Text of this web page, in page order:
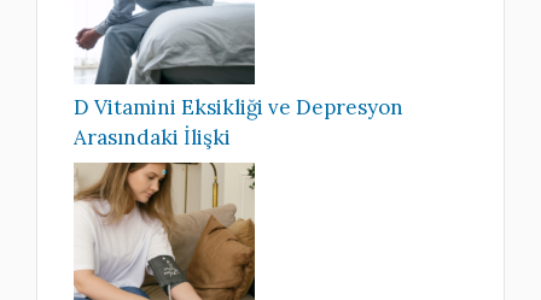
D Vitamini Eksikliği ve Depresyon
Arasındaki İlişki